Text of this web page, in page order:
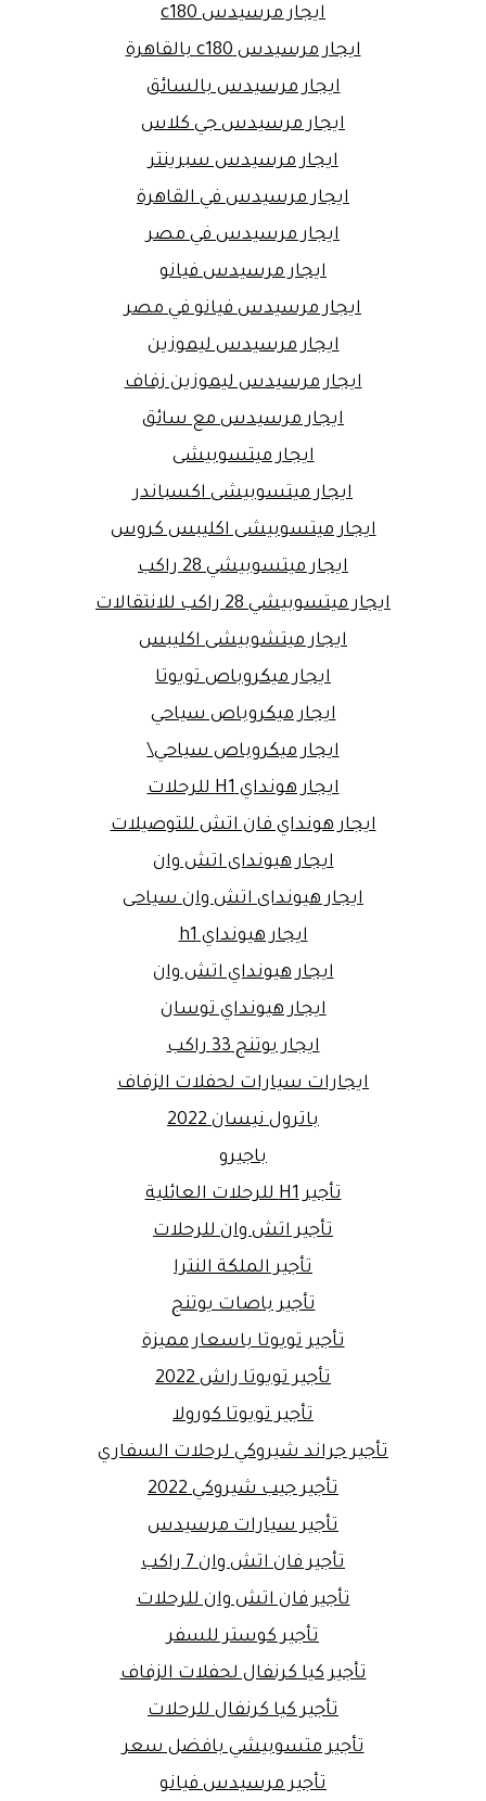
ايجار مرسيدس c180
ايجار مرسيدس c180 بالقاهرة
ايجار مرسيدس بالسائق
ايجار مرسيدس جي كلاس
ايجار مرسيدس سبرينتر
ايجار مرسيدس في القاهرة
ايجار مرسيدس في مصر
ايجار مرسيدس فيانو
ايجار مرسيدس فيانو في مصر
ايجار مرسيدس ليموزين
ايجار مرسيدس ليموزين زفاف
ايجار مرسيدس مع سائق
ايجار ميتسوبيشى
ايجار ميتسوبيشى اكسباندر
ايجار ميتسوبيشى اكليبس كروس
ايجار ميتسوبيشي 28 راكب
ايجار ميتسوبيشي 28 راكب للانتقالات
ايجار ميتشوبيشى اكليبس
ايجار ميكروباص تويوتا
ايجار ميكروباص سياحي
ايجار ميكروباص سياحي\
ايجار هونداي H1 للرحلات
ايجار هونداي فان اتش للتوصيلات
ايجار هيونداى اتش وان
ايجار هيونداى اتش وان سياحى
ايجار هيونداي h1
ايجار هيونداي اتش وان
ايجار هيونداي توسان
ايجار يوتنج 33 راكب
ايجارات سيارات لحفلات الزفاف
باترول نيسان 2022
باجيرو
تأجير H1 للرحلات العائلية
تأجير اتش وان للرحلات
تأجير الملكة النترا
تأجير باصات يوتنج
تأجير تويوتا باسعار مميزة
تأجير تويوتا راش 2022
تأجير تويوتا كورولا
تأجير جراند شيروكي لرحلات السفاري
تأجير جيب شيروكي 2022
تأجير سيارات مرسيدس
تأجير فان اتش وان 7 راكب
تأجير فان اتش وان للرحلات
تأجير كوستر للسفر
تأجير كيا كرنفال لحفلات الزفاف
تأجير كيا كرنفال للرحلات
تأجير متسوبيشي بافضل سعر
تأجير مرسيدس فيانو